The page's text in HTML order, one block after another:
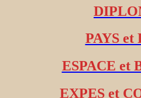
PAYS et
ESPACE et
EXPES et